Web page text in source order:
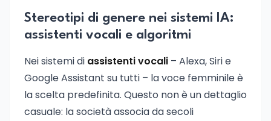
Stereotipi di genere nei sistemi IA:
assistenti vocali e algoritmi
Nei sistemi di assistenti vocali – Alexa, Siri e
Google Assistant su tutti – la voce femminile è
la scelta predefinita. Questo non è un dettaglio
casuale: la società associa da secoli